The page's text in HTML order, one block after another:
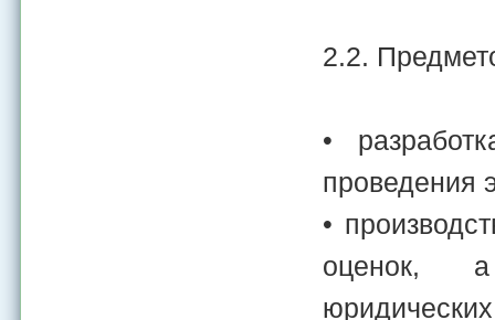
2.2.
•
проведения
•
оценок, а